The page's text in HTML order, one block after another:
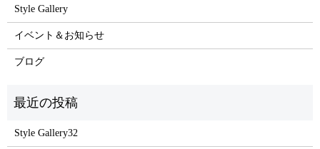
Style Gallery
イベント＆お知らせ
ブログ
Style Gallery32